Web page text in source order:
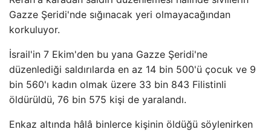
Gazze Şeridi'nde sığınacak yeri olmayacağından
korkuluyor.
İsrail'in 7 Ekim'den bu yana Gazze Şeridi'ne
düzenlediği saldırılarda en az 14 bin 500'ü çocuk ve 9
bin 560'ı kadın olmak üzere 33 bin 843 Filistinli
öldürüldü, 76 bin 575 kişi de yaralandı.
Enkaz altında hâlâ binlerce kişinin öldüğü söylenirken